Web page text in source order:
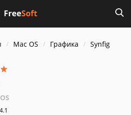
Mac OS Графика Synfig